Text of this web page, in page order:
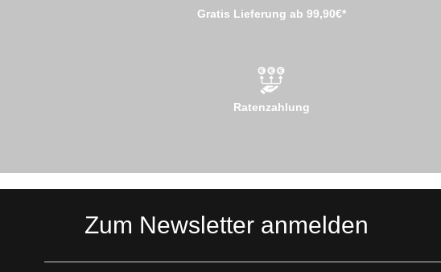
Gratis Lieferung ab 99,90€*
Ratenzahlung
Zum Newsletter anmelden